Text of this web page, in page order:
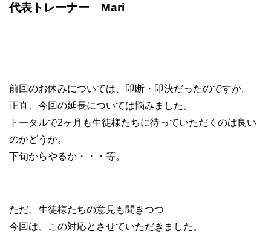
代表トレーナー Mari
前回のお休みについては、即断・即決だったのですが。
正直、今回の延長については悩みました。
トータルで2ヶ月も生徒様たちに待っていただくのは良い
のかどうか。
下旬からやるか・・・等。
ただ、生徒様たちの意見も聞きつつ
今回は、この対応とさせていただきました。